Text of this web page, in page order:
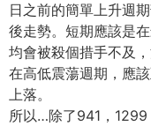
日之前的簡單上升週
後走勢。短期應該是
均會被殺個措手不及，
在高低震蕩週期，應
上落。
所以…除了941，